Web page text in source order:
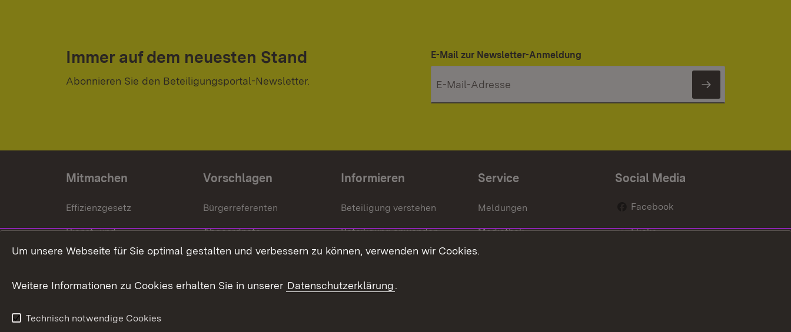
Immer auf dem neuesten Stand
Abonnieren Sie den Beteiligungsportal-Newsletter.
E-Mail zur Newsletter-Anmeldung
Newsletter
Mitmachen
Effizienzgesetz
Dienst- und
Versorgungsbezüge
Weitere
Vorschlagen
Bürgerreferenten
Abgeordnete
Bürgerbeauftragte
Informieren
Beteiligung verstehen
Beteiligung anwenden
Beteiligung stärken
Service
Meldungen
Mediathek
Publikationen
Social Media
Facebook
Flickr
Um unsere Webseite für Sie optimal gestalten und verbessern zu können, verwenden wir Cookies.
Weitere Informationen zu Cookies erhalten Sie in unserer Datenschutzerklärung.
Technisch notwendige Cookies